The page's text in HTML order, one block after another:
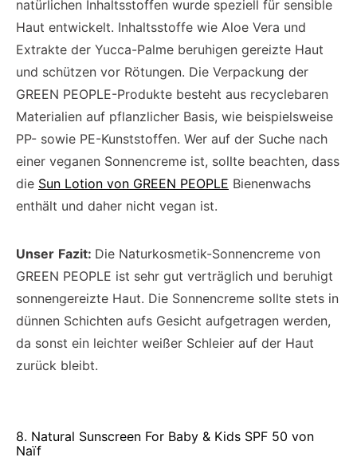
natürlichen Inhaltsstoffen wurde speziell für sensible
Haut entwickelt. Inhaltsstoffe wie Aloe Vera und
Extrakte der Yucca-Palme beruhigen gereizte Haut
und schützen vor Rötungen. Die Verpackung der
GREEN PEOPLE-Produkte besteht aus recyclebaren
Materialien auf pflanzlicher Basis, wie beispielsweise
PP- sowie PE-Kunststoffen. Wer auf der Suche nach
einer veganen Sonnencreme ist, sollte beachten, dass
die Sun Lotion von GREEN PEOPLE Bienenwachs
enthält und daher nicht vegan ist.
Unser Fazit: Die Naturkosmetik-Sonnencreme von
GREEN PEOPLE ist sehr gut verträglich und beruhigt
sonnengereizte Haut. Die Sonnencreme sollte stets in
dünnen Schichten aufs Gesicht aufgetragen werden,
da sonst ein leichter weißer Schleier auf der Haut
zurück bleibt.
8. Natural Sunscreen For Baby & Kids SPF 50 von
Naïf